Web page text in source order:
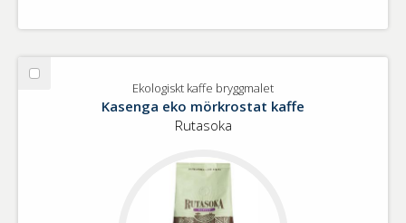
Välj
Ekologiskt kaffe bryggmalet
Kasenga eko mörkrostat kaffe
Rutasoka